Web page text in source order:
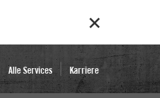
Alle Services Karriere